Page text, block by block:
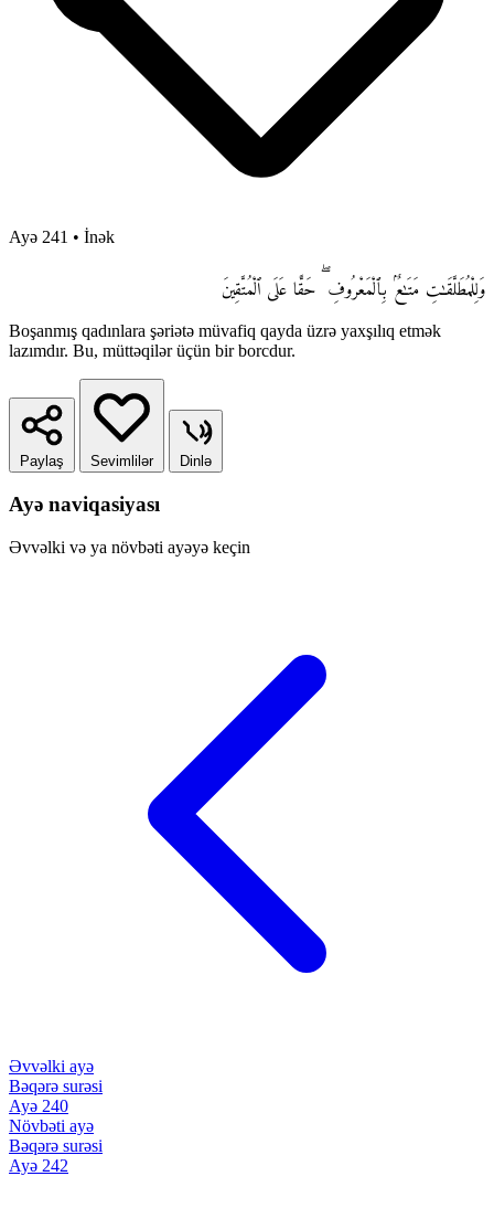
Ayə 241 • İnək
وَلِلْمُطَلَّقَـٰتِ مَتَـٰعٌۢ بِٱلْمَعْرُوفِ ۖ حَقًّا عَلَى ٱلْمُتَّقِينَ
Boşanmış qadınlara şəriətə müvafiq qayda üzrə yaxşılıq etmək
lazımdır. Bu, müttəqilər üçün bir borcdur.
Paylaş Sevimlilər Dinlə
Ayə naviqasiyası
Əvvəlki və ya növbəti ayəyə keçin
Əvvəlki ayə
Bəqərə surəsi
Ayə 240
Növbəti ayə
Bəqərə surəsi
Ayə 242